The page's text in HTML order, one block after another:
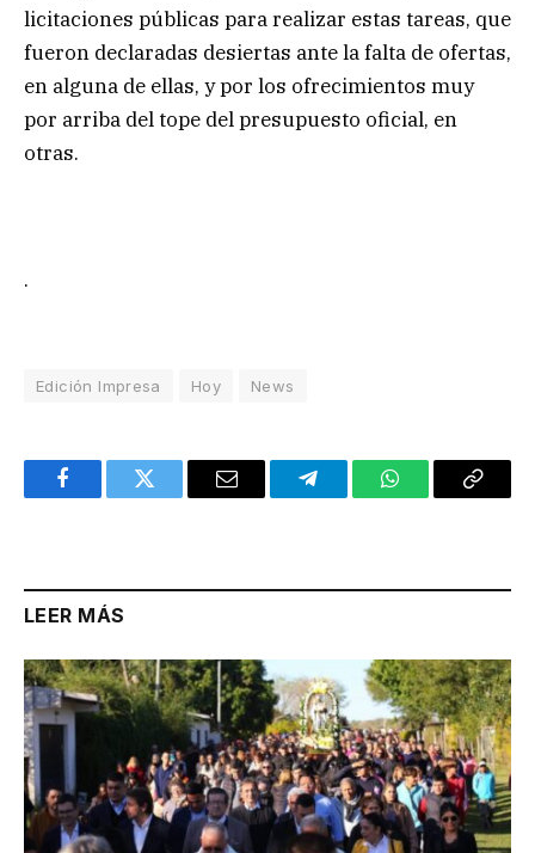
licitaciones públicas para realizar estas tareas, que
fueron declaradas desiertas ante la falta de ofertas,
en alguna de ellas, y por los ofrecimientos muy
por arriba del tope del presupuesto oficial, en
otras.
.
Edición Impresa Hoy News
FacebookTwitter Email TelegramWhatsAppCopy
LEER MÁS